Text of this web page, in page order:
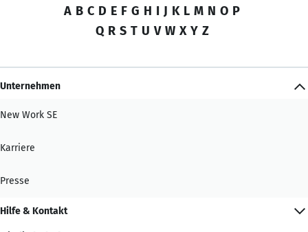
A B C D E F G H I J K L M N O P
Q R S T U V W X Y Z
Unternehmen
New Work SE
Karriere
Presse
Hilfe & Kontakt